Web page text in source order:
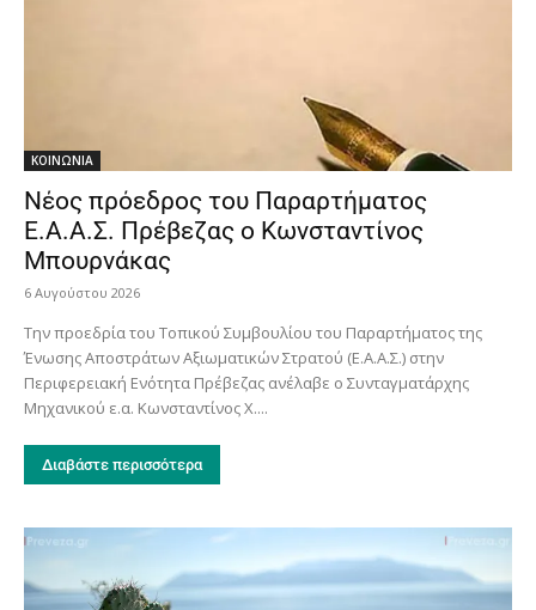
ΚΟΙΝΩΝΙΑ
Νέος πρόεδρος του Παραρτήματος
Ε.Α.Α.Σ. Πρέβεζας ο Κωνσταντίνος
Μπουρνάκας
6 Αυγούστου 2026
Την προεδρία του Τοπικού Συμβουλίου του Παραρτήματος της
Ένωσης Αποστράτων Αξιωματικών Στρατού (Ε.Α.Α.Σ.) στην
Περιφερειακή Ενότητα Πρέβεζας ανέλαβε ο Συνταγματάρχης
Μηχανικού ε.α. Κωνσταντίνος Χ....
Διαβάστε περισσότερα